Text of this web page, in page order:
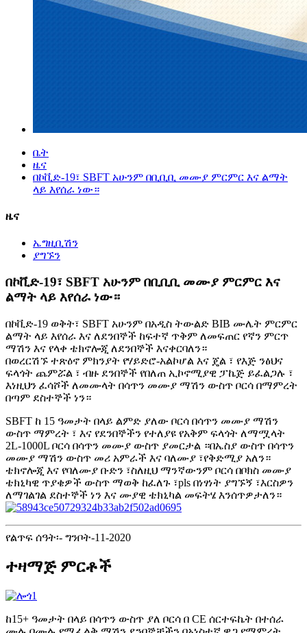
ቤት
ዜና
በኮቪድ-19፣ SBFT አሁንም በቢቢቢ መሙያ ምርምር እና ልማት
ላይ እየሰራ ነው።
ዜና
ኤግዚቢሽን
ያግኙን
በኮቪድ-19፣ SBFT አሁንም በቢቢቢ መሙያ ምርምር እና
ልማት ላይ እየሰራ ነው።
በኮቪድ-19 ወቅት፣ SBFT አሁንም በአዲስ ትውልድ BIB ሙሌት ምርምር
ልማት ላይ እየሰራ እና ለደንበኞች ከፍተኛ ጥቅም ለመፍጠር የኛን ምርጥ
ማሽን እና የላቀ ቴክኖሎጂ ለደንበኞች እናቀርባለን።
በወረርሽኙ ተጽዕኖ ምክንያት የሃይድሮ-አልኮሆል እና ጄል ፣ የእጅ ንፅህና
ፍላጎት ጨምሯል ፣ ብዙ ደንበኞች የበለጠ ኢኮኖሚያዊ ፓኬጅ ይፈልጋሉ ፣
እነዚህን ፈሳሾች ለመሙላት በሳጥን መሙያ ማሽን ውስጥ ቦርሳ በማምረት
በጣም ደስተኞች ነን።
SBFT ከ 15 ዓመታት በላይ ልምድ ያለው ቦርሳ በሳጥን መሙያ ማሽን
ውስጥ ማምረት ፣ እና የደንበኞችን የተለያዩ የአቅም ፍላጎት ለማሟላት
2L-1000L ቦርሳ በሳጥን መሙያ ውስጥ ያመርታል ።በኤስያ ውስጥ በሳጥን
መሙያ ማሽን ውስጥ መሪ አምራች እና ባለሙያ ፣የቅድሚያ አለን።
ቴክኖሎጂ እና የባለሙያ ቡድን ፣ስለዚህ ማንኛውንም ቦርሳ በቦክስ መሙያ
ቴክኒካዊ ጥያቄዎች ውስጥ ማወቅ ከፈለጉ ፣pls በነፃነት ያግኙኝ ፣እርስዎን
ለማገልገል ደስተኞች ነን እና ሙያዊ ቴክኒካል መፍትሄ እንሰጥዎታለን።
የልጥፍ ሰዓት፡- ግንቦት-11-2020
ተዛማጅ ምርቶች
ከ15+ ዓመታት በላይ በሳጥን ውስጥ ያለ ቦርሳ በ CE ሰርተፍኬት በተሰራ